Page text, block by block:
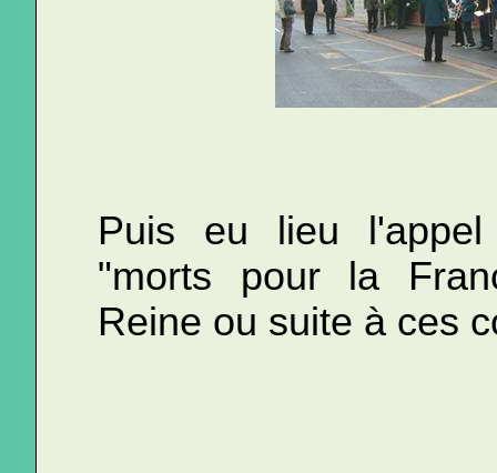
Puis eu lieu
"morts pour la
Reine ou suite à ces